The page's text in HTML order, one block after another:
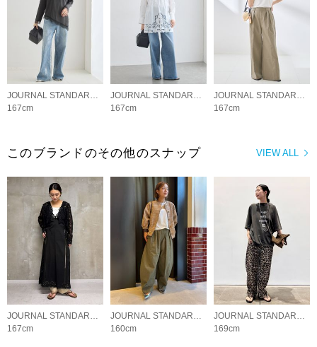
JOURNAL STANDARD L'ESSAGE
167cm
JOURNAL STANDARD L'ESSAGE
167cm
JOURNAL STANDARD L'ESSAGE
167cm
VIEW ALL
このブランドのその他のスナップ
JOURNAL STANDARD L'ESSAGE
167cm
JOURNAL STANDARD L'ESSAGE
160cm
JOURNAL STANDARD L'ESSAGE
169cm